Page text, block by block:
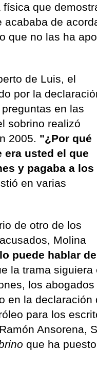
que
acababa de
que no las ha
de Luis, el
por la
en las
sobrino realizó
2005. "¿Por qué
era usted el que
y pagaba a los
en varias
de otro de los
Molina
puede hablar
la trama
los
en la
para los
Ansorena,
que ha